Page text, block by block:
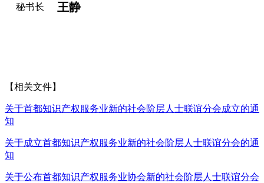
秘书长 王静
【相关文件】
关于首都知识产权服务业新的社会阶层人士联谊分会成立的通
知
关于成立首都知识产权服务业新的社会阶层人士联谊分会的通
知
关于公布首都知识产权服务业协会新的社会阶层人士联谊分会